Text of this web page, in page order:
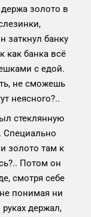
золото в
заткнул банку
как банка всё
с едой.
не сможешь
неясного?..
стеклянную
Специально
золото там к
Потом он
смотря себе
понимая ни
держал,